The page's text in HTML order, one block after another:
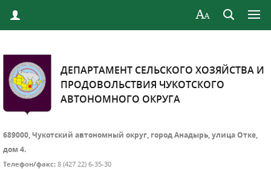
ДЕПАРТАМЕНТ СЕЛЬСКОГО ХОЗЯЙСТВА И
ПРОДОВОЛЬСТВИЯ ЧУКОТСКОГО
АВТОНОМНОГО ОКРУГА
689000, Чукотский автономный округ, город Анадырь, улица Отке,
дом 4.
Телефон/факс: 8 (427 22) 6-35-30